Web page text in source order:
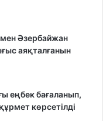
Әзербайжан
аяқталғанын
еңбек бағаланып,
көрсетілді